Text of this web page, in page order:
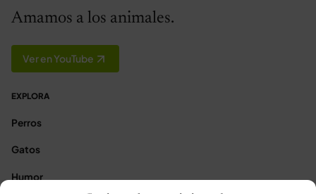
Amamos a los animales.
Ver en YouTube
EXPLORA
Perros
Gatos
Humor